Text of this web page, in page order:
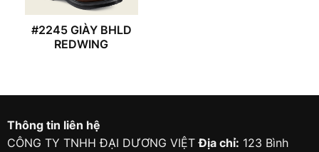
#2245 GIÀY BHLD
REDWING
Thông tin liên hệ
CÔNG TY TNHH ĐẠI DƯƠNG VIỆTĐịa chỉ: 123 Bình